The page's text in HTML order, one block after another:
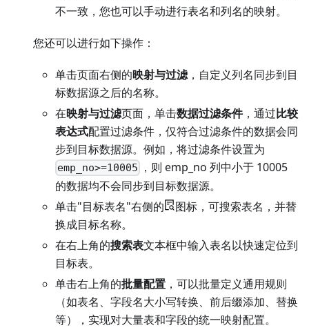
不一致，您也可以手动进行表名和列名的映射。
您还可以进行如下操作：
单击页面右侧的映射与过滤，自定义列名同步到目
标数据源之后的名称。
在映射与过滤页面，单击数据过滤条件，通过比较
表达式配置过滤条件，仅符合过滤条件的数据会同
步到目标数据源。例如，将过滤条件设置为
emp_no>=10005
，则 emp_no 列中小于 10005
的数据均不会同步到目标数据源。
单击"目标表名"右侧的
图标，可搜索表名，并替
换成目标名称。
在右上角的搜索表文本框中输入表名以快速定位到
目标表。
单击右上角的批量配置 ，可以批量定义通用规则
（如表名、字段名大小写转换、前后缀添加、替换
等），实现对大量表和字段的统一映射配置。